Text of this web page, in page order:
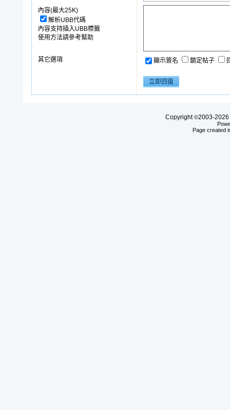
內容(最大25K)
解析UBB代碼
內容支持插入UBB標籤
使用方法請參考幫助
其它選項 顯示簽名 鎖定帖子
Copyright©2003-2026
Page created